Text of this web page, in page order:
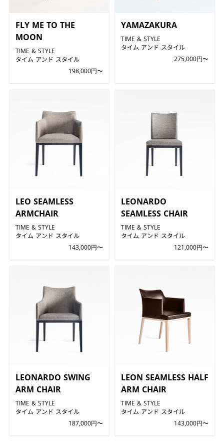
FLY ME TO THE
MOON
TIME & STYLE
タイム アンド スタイル
198,000円〜
YAMAZAKURA
TIME & STYLE
タイム アンド スタイル
275,000円〜
LEO SEAMLESS
ARMCHAIR
TIME & STYLE
タイム アンド スタイル
143,000円〜
LEONARDO
SEAMLESS CHAIR
TIME & STYLE
タイム アンド スタイル
121,000円〜
LEONARDO SWING
ARM CHAIR
TIME & STYLE
タイム アンド スタイル
187,000円〜
LEON SEAMLESS HALF
ARM CHAIR
TIME & STYLE
タイム アンド スタイル
143,000円〜